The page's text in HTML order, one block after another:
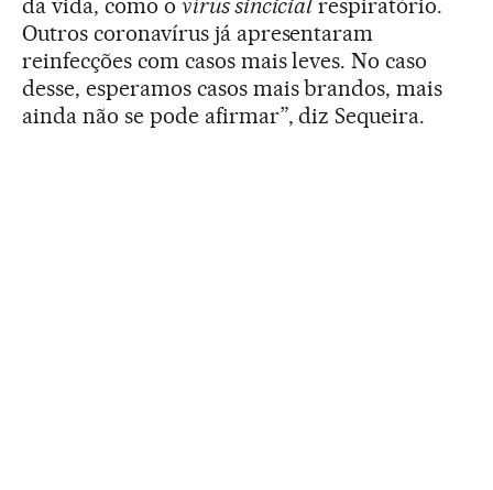
Outros coronavírus já apresentaram
reinfecções com casos mais leves. No caso
desse, esperamos casos mais brandos, mais
ainda não se pode afirmar”, diz Sequeira.